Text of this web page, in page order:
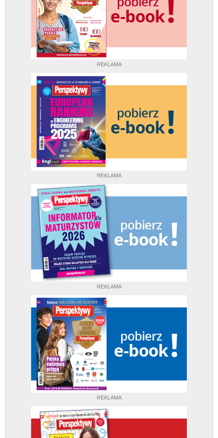
REKLAMA
REKLAMA
REKLAMA
REKLAMA